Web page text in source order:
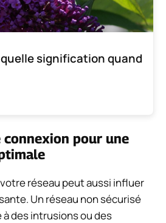
signification quand
pour une
réseau peut aussi influer
Un réseau non sécurisé
des intrusions ou des